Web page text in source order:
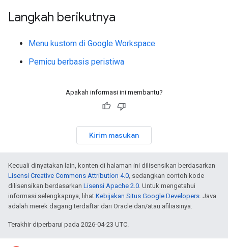
Langkah berikutnya
Menu kustom di Google Workspace
Pemicu berbasis peristiwa
Apakah informasi ini membantu?
Kirim masukan
Kecuali dinyatakan lain, konten di halaman ini dilisensikan berdasarkan
Lisensi Creative Commons Attribution 4.0, sedangkan contoh kode
dilisensikan berdasarkan Lisensi Apache 2.0. Untuk mengetahui
informasi selengkapnya, lihat Kebijakan Situs Google Developers. Java
adalah merek dagang terdaftar dari Oracle dan/atau afiliasinya.
Terakhir diperbarui pada 2026-04-23 UTC.